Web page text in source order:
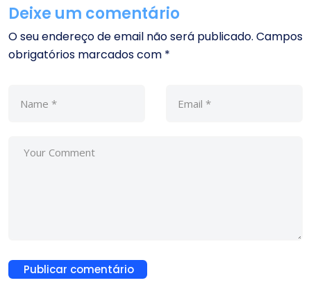
Deixe um comentário
O seu endereço de email não será publicado. Campos
obrigatórios marcados com *